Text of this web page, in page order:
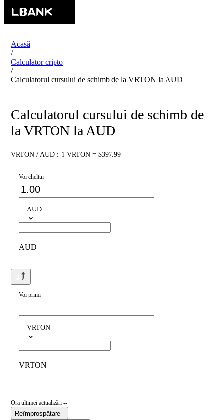
Acasă
/
Calculator cripto
/
Calculatorul cursului de schimb de la VRTON la AUD
Calculatorul cursului de schimb de
la VRTON la AUD
VRTON / AUD：1 VRTON = $397.99
Voi cheltui
AUD
AUD
Voi primi
VRTON
VRTON
Ora ultimei actualizări --
Reîmprospătare